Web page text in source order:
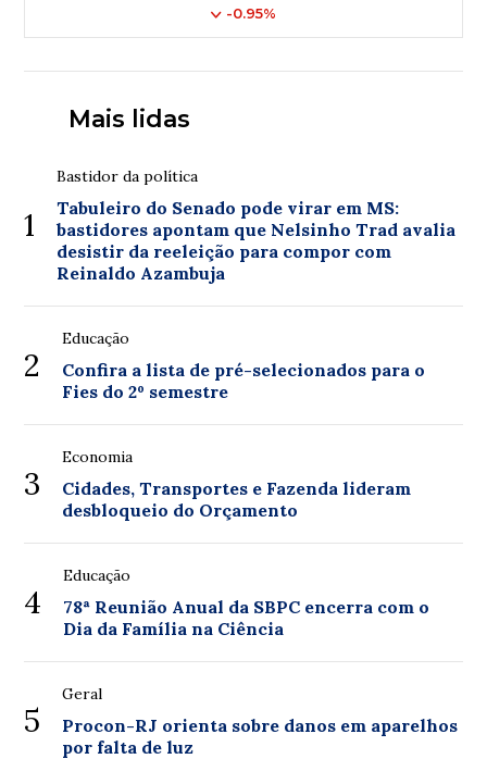
-0.95%
Mais lidas
1
Bastidor da política
Tabuleiro do Senado pode virar em MS:
bastidores apontam que Nelsinho Trad avalia
desistir da reeleição para compor com
Reinaldo Azambuja
2
Educação
Confira a lista de pré-selecionados para o
Fies do 2º semestre
3
Economia
Cidades, Transportes e Fazenda lideram
desbloqueio do Orçamento
4
Educação
78ª Reunião Anual da SBPC encerra com o
Dia da Família na Ciência
5
Geral
Procon-RJ orienta sobre danos em aparelhos
por falta de luz